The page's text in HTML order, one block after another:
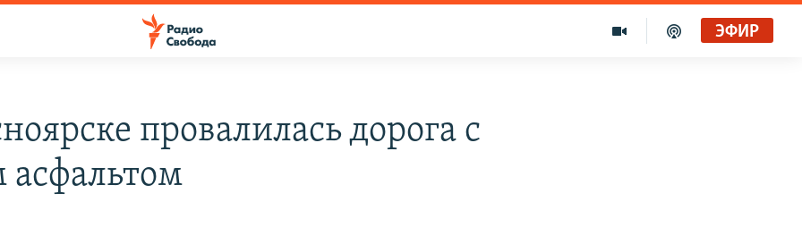
ЭФИР
провалилась дорога с